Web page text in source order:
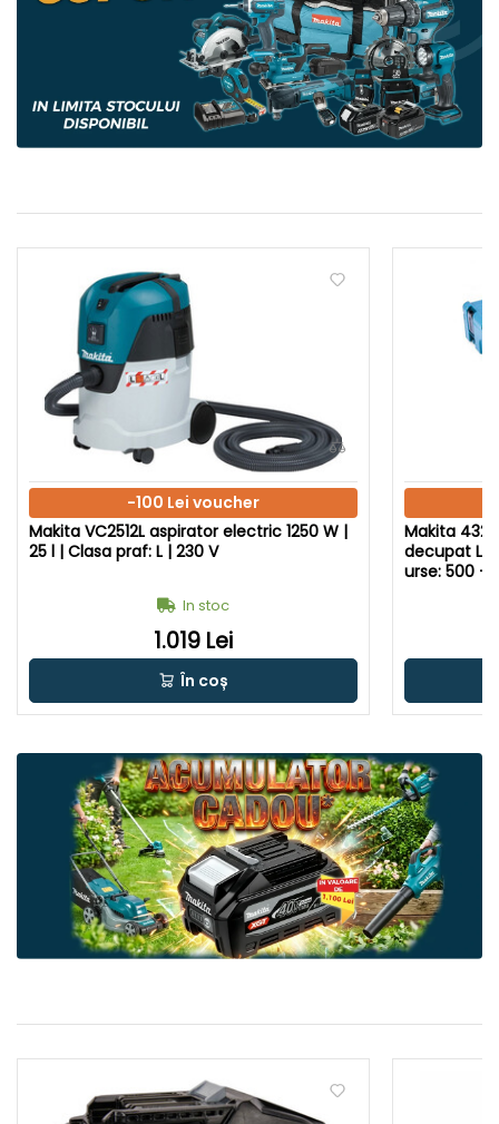
-100 Lei voucher
Makita VC2512L aspirator electric 1250 W |
25 l | Clasa praf: L | 230 V
In stoc
1.019 Lei
În coș
Makita
decupat